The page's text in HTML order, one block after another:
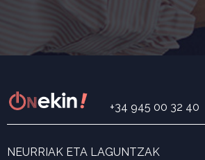
+34 945 00 32 40
NEURRIAK ETA LAGUNTZAK